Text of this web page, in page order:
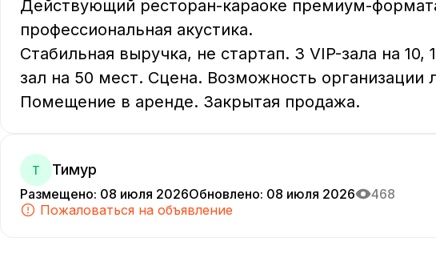
Действующий ресторан-караоке премиум-
профессиональная акустика.
Стабильная выручка, не стартап. 3 VIP-зала на
зал на 50 мест. Сцена. Возможность
Помещение в аренде. Закрытая продажа.
Т Тимур
Размещено: 08 июля 2026Обновлено: 08 июля 2026
468
Пожаловаться на объявление